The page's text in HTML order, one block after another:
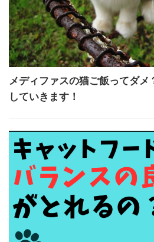
メディファスの猫ご飯ってダメ
していきます！